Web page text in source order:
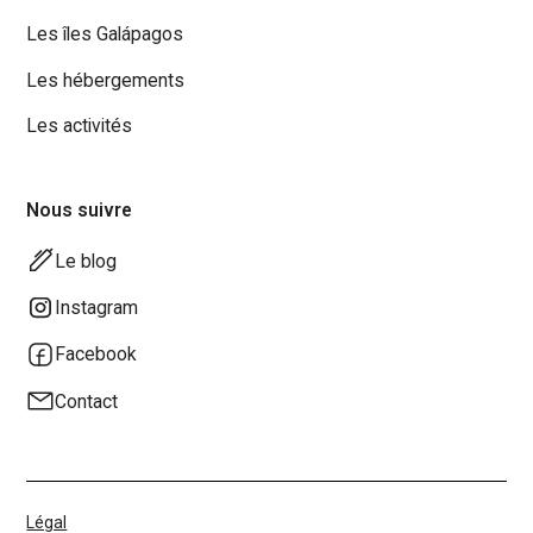
de croisière
En Amazonie, vous pouvez
éventuellement laisser un maximum de
Les îles Galápagos
Les hébergements
Les activités
Nous suivre
Le blog
Instagram
Facebook
Contact
Légal